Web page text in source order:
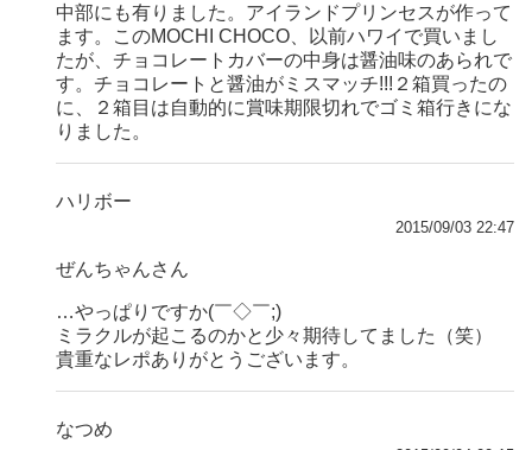
中部にも有りました。アイランドプリンセスが作って
ます。このMOCHI CHOCO、以前ハワイで買いまし
たが、チョコレートカバーの中身は醤油味のあられで
す。チョコレートと醤油がミスマッチ!!!２箱買ったの
に、２箱目は自動的に賞味期限切れでゴミ箱行きにな
りました。
ハリボー
2015/09/03 22:47
ぜんちゃんさん
…やっぱりですか(￣◇￣;)
ミラクルが起こるのかと少々期待してました（笑）
貴重なレポありがとうございます。
なつめ